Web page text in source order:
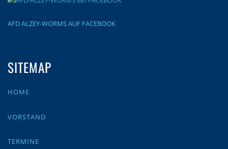
AFD ALZEY-WORMS AUF FACEBOOK
SITEMAP
HOME
VORSTAND
TERMINE